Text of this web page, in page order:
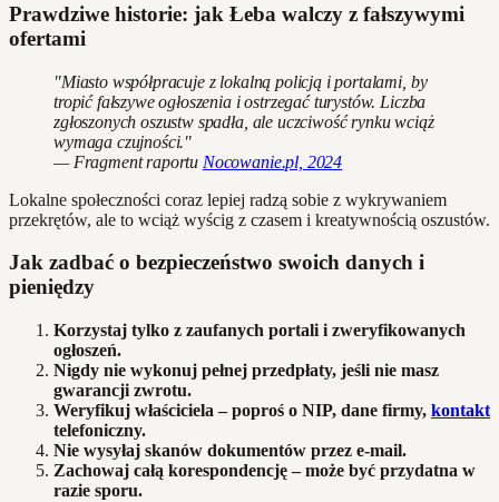
Prawdziwe historie: jak Łeba walczy z fałszywymi
ofertami
"Miasto współpracuje z lokalną policją i portalami, by
tropić fałszywe ogłoszenia i ostrzegać turystów. Liczba
zgłoszonych oszustw spadła, ale uczciwość rynku wciąż
wymaga czujności."
— Fragment raportu Nocowanie.pl, 2024
Lokalne społeczności coraz lepiej radzą sobie z wykrywaniem
przekrętów, ale to wciąż wyścig z czasem i kreatywnością oszustów.
Jak zadbać o bezpieczeństwo swoich danych i
pieniędzy
Korzystaj tylko z zaufanych portali i zweryfikowanych
ogłoszeń.
Nigdy nie wykonuj pełnej przedpłaty, jeśli nie masz
gwarancji zwrotu.
Weryfikuj właściciela – poproś o NIP, dane firmy, kontakt
telefoniczny.
Nie wysyłaj skanów dokumentów przez e-mail.
Zachowaj całą korespondencję – może być przydatna w
razie sporu.